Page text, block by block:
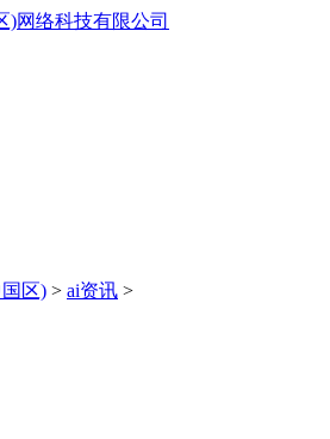
区) > ai资讯 >